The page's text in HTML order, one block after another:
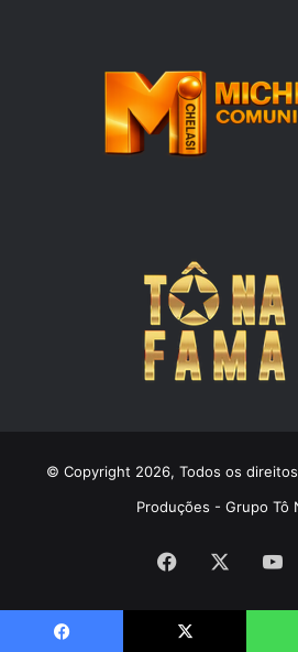
© Copyright 2026, Todos os
Produções - Grupo Tô
Facebook